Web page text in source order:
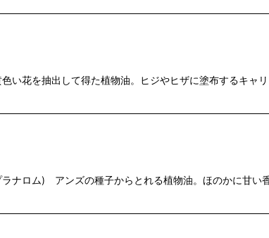
い花を抽出して得た植物油。ヒジやヒザに塗布するキャ
ナロム) アンズの種子からとれる植物油。ほのかに甘い